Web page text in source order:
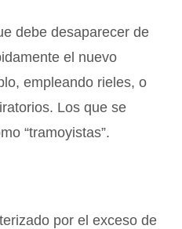
debe desaparecer de
el nuevo
empleando rieles, o
Los que se
“tramoyistas”.
por el exceso de